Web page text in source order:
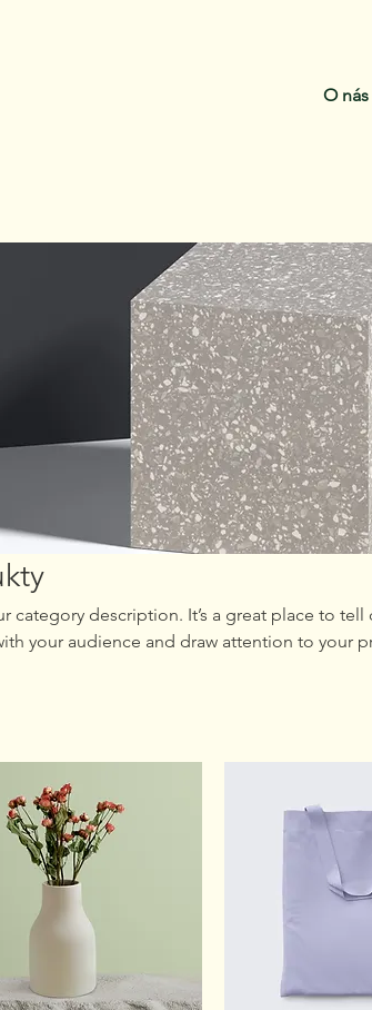
O nás
category description. It’s a great place to
your audience and draw attention to your